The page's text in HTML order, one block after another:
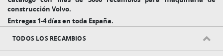
construcción Volvo.
Entregas 1-4 días en toda España.
TODOS LOS RECAMBIOS